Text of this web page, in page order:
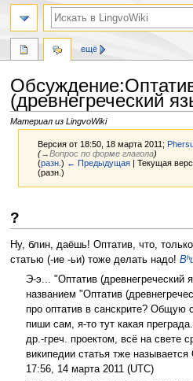
(древнегреческий
Материал из LingvoWiki
Версия от 18:50, 18 марта 2011;
(→‎Вопрос по форме глагола)
(разн.) ← Предыдущая | Текущая
(разн.)
кк
?
Ну, блин, даёшь! Оптатив, что,
статью (-ие -ьи) тоже делать надо!
Э-э... "Оптатив (древнегреческий
названием "Оптатив
про оптатив в санскрите? Общую
пиши сам, я-то тут какая
др.-греч. проектом, всё на свете
википедии статья тже
17:56, 14 марта 2011 (UTC)
ещё